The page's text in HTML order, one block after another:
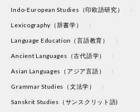
Indo-European Studies（印欧語研究）
Lexicography（辞書学）
Language Education（言語教育）
Ancient Languages（古代語学）
Asian Languages（アジア言語）
Grammar Studies（文法学）
Sanskrit Studies（サンスクリット語)